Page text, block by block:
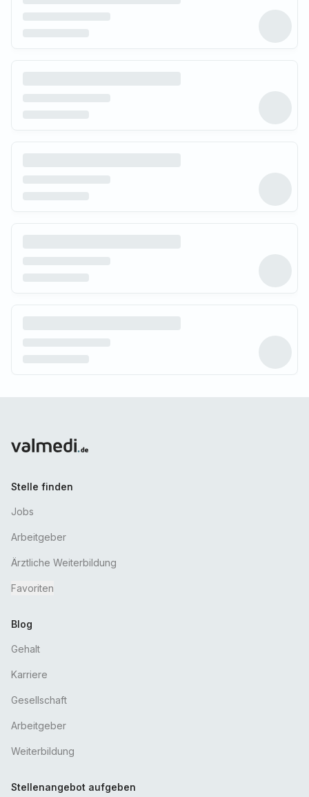
Stelle finden
Jobs
Arbeitgeber
Ärztliche Weiterbildung
Favoriten
Blog
Gehalt
Karriere
Gesellschaft
Arbeitgeber
Weiterbildung
Stellenangebot aufgeben